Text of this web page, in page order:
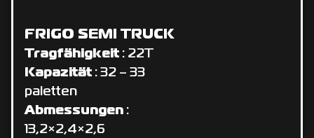
FRIGO SEMI TRUCK
Tragfähigkeit : 22T
Kapazität : 32 – 33
paletten
Abmessungen :
13,2×2,4×2,6